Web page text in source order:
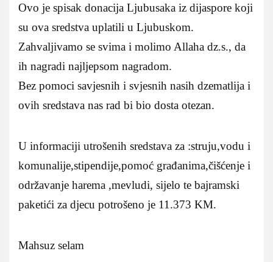
Ovo je spisak donacija Ljubusaka iz dijaspore koji
su ova sredstva uplatili u Ljubuskom.
Zahvaljivamo se svima i molimo Allaha dz.s., da
ih nagradi najljepsom nagradom.
Bez pomoci savjesnih i svjesnih nasih dzematlija i
ovih sredstava nas rad bi bio dosta otezan.
U informaciji utrošenih sredstava za :struju,vodu i
komunalije,stipendije,pomoć građanima,čišćenje i
održavanje harema ,mevludi, sijelo te bajramski
paketići za djecu potrošeno je 11.373 KM.
Mahsuz selam